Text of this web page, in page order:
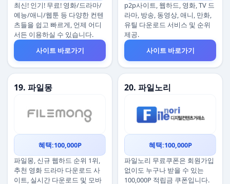
최신! 인기! 무료! 영화/드라마/
예능/애니/웹툰 등 다양한 컨텐
츠들을 쉽고 빠르게, 언제 어디
서든 이용하실 수 있습니다.
사이트 바로가기
p2p사이트, 웹하드, 영화, TV 드
라마, 방송, 동영상, 애니, 만화,
유틸 다운로드 서비스 및 순위
제공.
사이트 바로가기
19. 파일몽
혜택:100,000P
파일몽, 신규 웹하드 순위 1위,
추천 영화 드라마 다운로드 사
이트, 실시간 다운로드 및 모바
20. 파일노리
혜택:100,000P
파일노리 무료쿠폰은 회원가입
없이도 누구나 받을 수 있는
100,000P 적립금 쿠폰입니다.